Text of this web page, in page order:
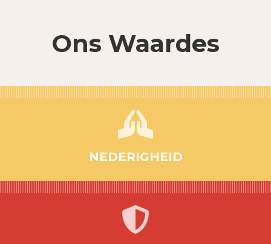
Ons Waardes

NEDERIGHEID
